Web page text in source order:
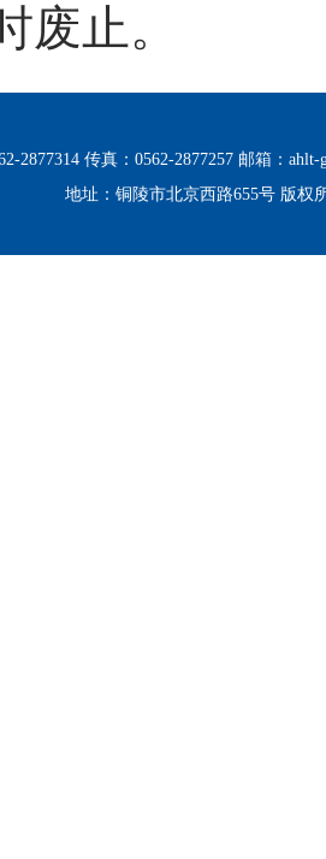
废止。
2877314 传真：0562-2877257 邮箱：
地址：铜陵市北京西路655号 版权